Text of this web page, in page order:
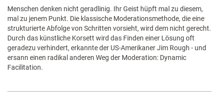
Menschen denken nicht geradlinig. Ihr Geist hüpft mal zu diesem,
mal zu jenem Punkt. Die klassische Moderationsmethode, die eine
strukturierte Abfolge von Schritten vorsieht, wird dem nicht gerecht.
Durch das künstliche Korsett wird das Finden einer Lösung oft
geradezu verhindert, erkannte der US-Amerikaner Jim Rough - und
ersann einen radikal anderen Weg der Moderation: Dynamic
Facilitation.